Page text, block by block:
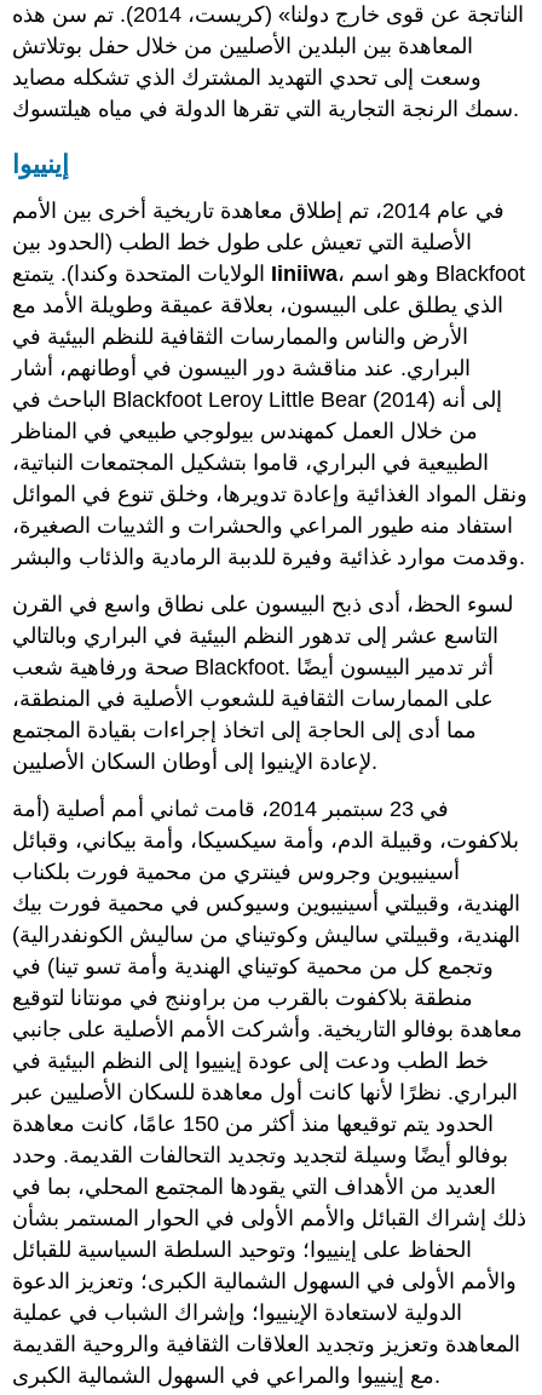
الناتجة عن قوى خارج دولنا» (كريست، 2014). تم سن هذه
المعاهدة بين البلدين الأصليين من خلال حفل بوتلاتش
وسعت إلى تحدي التهديد المشترك الذي تشكله مصايد
سمك الرنجة التجارية التي تقرها الدولة في مياه هيلتسوك.
إينييوا
في عام 2014، تم إطلاق معاهدة تاريخية أخرى بين الأمم
الأصلية التي تعيش على طول خط الطب (الحدود بين
Iiniiwa، وهو اسم Blackfoot
الذي يطلق على البيسون، بعلاقة عميقة وطويلة الأمد مع
الأرض والناس والممارسات الثقافية للنظم البيئية في
البراري. عند مناقشة دور البيسون في أوطانهم، أشار
الباحث في Blackfoot Leroy Little Bear (2014) إلى أنه
من خلال العمل كمهندس بيولوجي طبيعي في المناظر
الطبيعية في البراري، قاموا بتشكيل المجتمعات النباتية،
ونقل المواد الغذائية وإعادة تدويرها، وخلق تنوع في الموائل
استفاد منه طيور المراعي والحشرات و الثدييات الصغيرة،
وقدمت موارد غذائية وفيرة للدببة الرمادية والذئاب والبشر.
لسوء الحظ، أدى ذبح البيسون على نطاق واسع في القرن
التاسع عشر إلى تدهور النظم البيئية في البراري وبالتالي
صحة ورفاهية شعب Blackfoot. أثر تدمير البيسون أيضًا
على الممارسات الثقافية للشعوب الأصلية في المنطقة،
مما أدى إلى الحاجة إلى اتخاذ إجراءات بقيادة المجتمع
لإعادة الإينيوا إلى أوطان السكان الأصليين.
في 23 سبتمبر 2014، قامت ثماني أمم أصلية (أمة
بلاكفوت، وقبيلة الدم، وأمة سيكسيكا، وأمة بيكاني، وقبائل
أسينيبوين وجروس فينتري من محمية فورت بلكناب
الهندية، وقبيلتي أسينيبوين وسيوكس في محمية فورت بيك
الهندية، وقبيلتي ساليش وكوتيناي من ساليش الكونفدرالية)
وتجمع كل من محمية كوتيناي الهندية وأمة تسو تينا) في
منطقة بلاكفوت بالقرب من براوننج في مونتانا لتوقيع
معاهدة بوفالو التاريخية. وأشركت الأمم الأصلية على جانبي
خط الطب ودعت إلى عودة إينييوا إلى النظم البيئية في
البراري. نظرًا لأنها كانت أول معاهدة للسكان الأصليين عبر
الحدود يتم توقيعها منذ أكثر من 150 عامًا، كانت معاهدة
بوفالو أيضًا وسيلة لتجديد وتجديد التحالفات القديمة. وحدد
العديد من الأهداف التي يقودها المجتمع المحلي، بما في
ذلك إشراك القبائل والأمم الأولى في الحوار المستمر بشأن
الحفاظ على إينييوا؛ وتوحيد السلطة السياسية للقبائل
والأمم الأولى في السهول الشمالية الكبرى؛ وتعزيز الدعوة
الدولية لاستعادة الإينييوا؛ وإشراك الشباب في عملية
المعاهدة وتعزيز وتجديد العلاقات الثقافية والروحية القديمة
مع إينييوا والمراعي في السهول الشمالية الكبرى.